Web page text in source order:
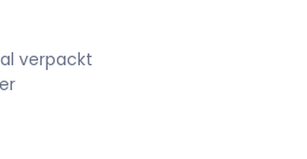
verpackt